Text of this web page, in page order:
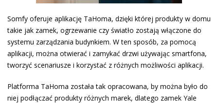
Somfy oferuje aplikację TaHoma, dzięki której produkty w domu
takie jak zamek, ogrzewanie czy światło zostają włączone do
systemu zarządzania budynkiem. W ten sposób, za pomocą
aplikacji, można otwierać i zamykać drzwi używając smartfona,
tworzyć scenariusze i korzystać z różnych możliwości aplikacji.
Platforma TaHoma została tak opracowana, by można było do
niej podłączać produkty różnych marek, dlatego zamek Yale